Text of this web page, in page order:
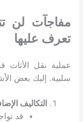
مفاجآت لن
تعرف عليها
عملية نقل الأثاث
سلبية. إليك بعض
التكاليف
قد